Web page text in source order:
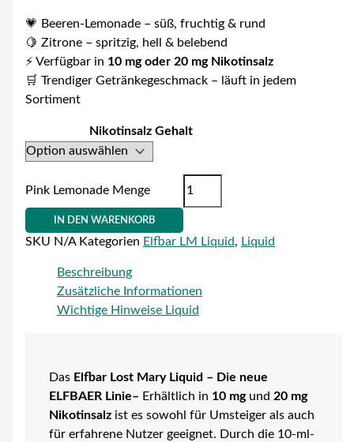
💗 Beeren-Lemonade – süß, fruchtig & rund
🍋 Zitrone – spritzig, hell & belebend
⚡ Verfügbar in 10 mg oder 20 mg Nikotinsalz
🛒 Trendiger Getränkegeschmack – läuft in jedem
Sortiment
Nikotinsalz Gehalt
Pink Lemonade Menge
IN DEN WARENKORB
SKU N/A Kategorien Elfbar LM Liquid , Liquid
Beschreibung
Zusätzliche Informationen
Wichtige Hinweise Liquid
Das Elfbar Lost Mary Liquid – Die neue
ELFBAER Linie– Erhältlich in 10 mgund 20 mg
Nikotinsalzist es sowohl für Umsteiger als auch
für erfahrene Nutzer geeignet. Durch die 10-ml-